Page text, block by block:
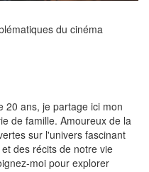
du cinéma
20 ans, je partage ici mon
de famille. Amoureux de la
sur l'univers fascinant
des récits de notre vie
moi pour explorer